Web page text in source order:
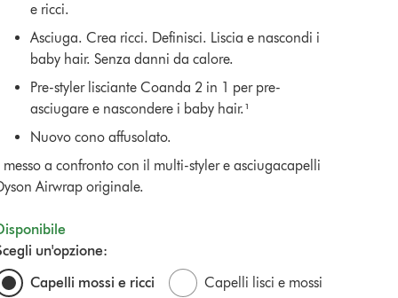
e ricci.
Asciuga. Crea ricci. Definisci. Liscia e nascondi i
baby hair. Senza danni da calore.
Pre-styler lisciante Coanda 2 in 1 per pre-
asciugare e nascondere i baby hair.¹
Nuovo cono affusolato.
messo a confronto con il multi-styler e asciugacapelli
Airwrap originale.
un'opzione:
Capelli mossi e ricci
Capelli lisci e mossi